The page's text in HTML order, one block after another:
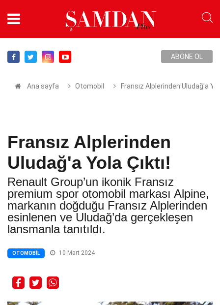
ABONE OL
Ana sayfa Otomobil Fransız Alplerinden Uludağ'a
Fransız Alplerinden
Uludağ'a Yola Çıktı!
Renault Group’un ikonik Fransız
premium spor otomobil markası Alpine,
markanın doğduğu Fransız Alplerinden
esinlenen ve Uludağ’da gerçekleşen
lansmanla tanıtıldı.
OTOMOBIL 10 Mart 2024